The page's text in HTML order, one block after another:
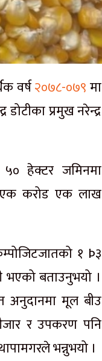
वर्ष२०७८-०७९मा
प्रमुख नरेन्द्र
५० हेक्टर जमिनमा
एक करोड एक लाख
१ Þ३
बताउनुभयो ।
अनुदानमा मूल बीउ
र उपकरण पनि
भन्नुभयो ।